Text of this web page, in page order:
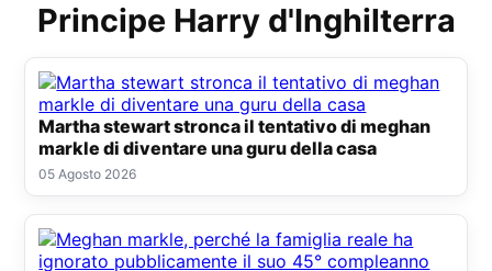
Principe Harry d'Inghilterra
Martha stewart stronca il tentativo di meghan
markle di diventare una guru della casa
05 Agosto 2026